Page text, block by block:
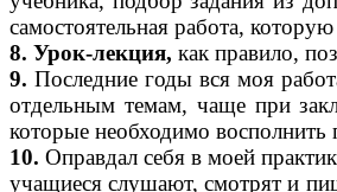
самостоятельная работа,
8. Урок-лекция, как правило,
9.Последние годы вся моя
отдельным темам, чаще при
которые необходимо восполнить
10.Оправдал себя в моей
учащиеся слушают, смотрят и